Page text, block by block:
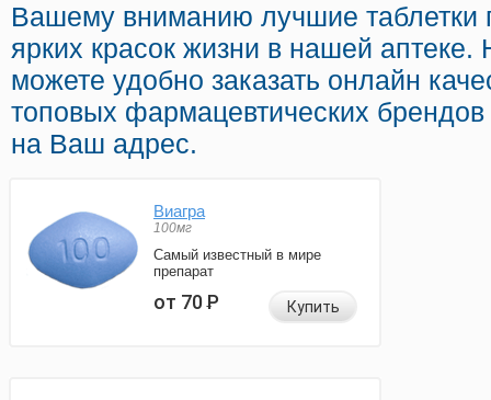
Вашему вниманию лучшие таблетки
ярких красок жизни в нашей
можете удобно заказать онлайн
топовых фармацевтических
на Ваш адрес.
Виагра
100мг
Самый известный в мире
препарат
от 70Р Купить